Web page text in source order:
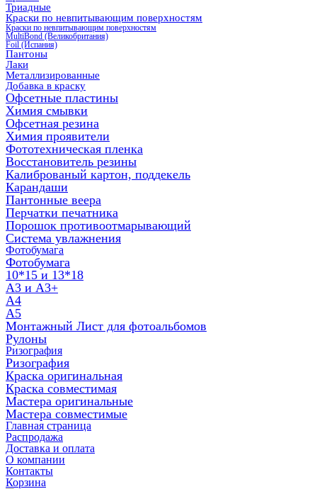
Триадные
Краски по невпитывающим поверхностям
Краски по невпитывающим поверхностям
MultiBond (Великобритания)
Foil (Испания)
Пантоны
Лаки
Металлизированные
Добавка в краску
Офсетные пластины
Химия смывки
Офсетная резина
Химия проявители
Фототехническая пленка
Восстановитель резины
Калиброваный картон, поддекель
Карандаши
Пантонные веера
Перчатки печатника
Порошок противоотмарывающий
Система увлажнения
Фотобумага
Фотобумага
10*15 и 13*18
A3 и А3+
А4
А5
Монтажный Лист для фотоальбомов
Рулоны
Ризография
Ризография
Краска оригинальная
Краска совместимая
Мастера оригинальные
Мастера совместимые
Главная страница
Распродажа
Доставка и оплата
О компании
Контакты
Корзина